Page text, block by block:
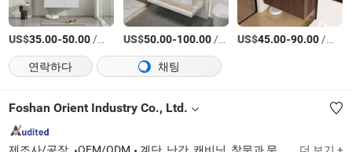
US$35.00-50.00/세트 US$50.00-100.00/세트 US$45.00-90.00/세트
연락하다
채팅
Foshan Orient Industry Co., Ltd.